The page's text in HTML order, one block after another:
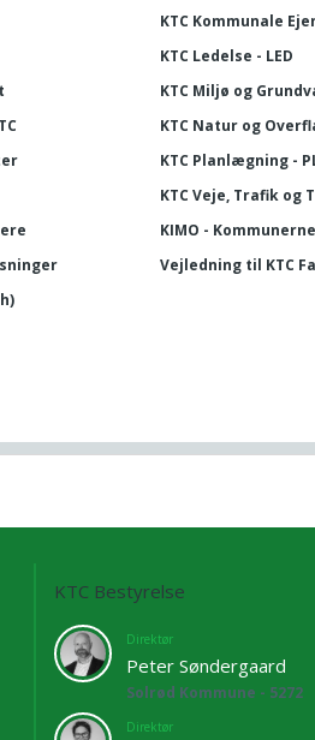
KTC Kommunale
KTC Ledelse - LED
KTC Miljø og
KTC Natur og
KTC Planlægning -
KTC Veje, Trafik og
KIMO -
Vejledning til KTC
KTC Bestyrelse
Direktør
Peter Søndergaard
Solrød Kommune - 5272
Direktør